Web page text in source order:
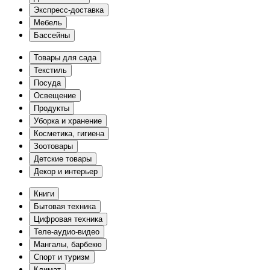
Экспресс-доставка
Мебель
Бассейны
Товары для сада
Текстиль
Посуда
Освещение
Продукты
Уборка и хранение
Косметика, гигиена
Зоотовары
Детские товары
Декор и интерьер
Книги
Бытовая техника
Цифровая техника
Теле-аудио-видео
Мангалы, барбекю
Спорт и туризм